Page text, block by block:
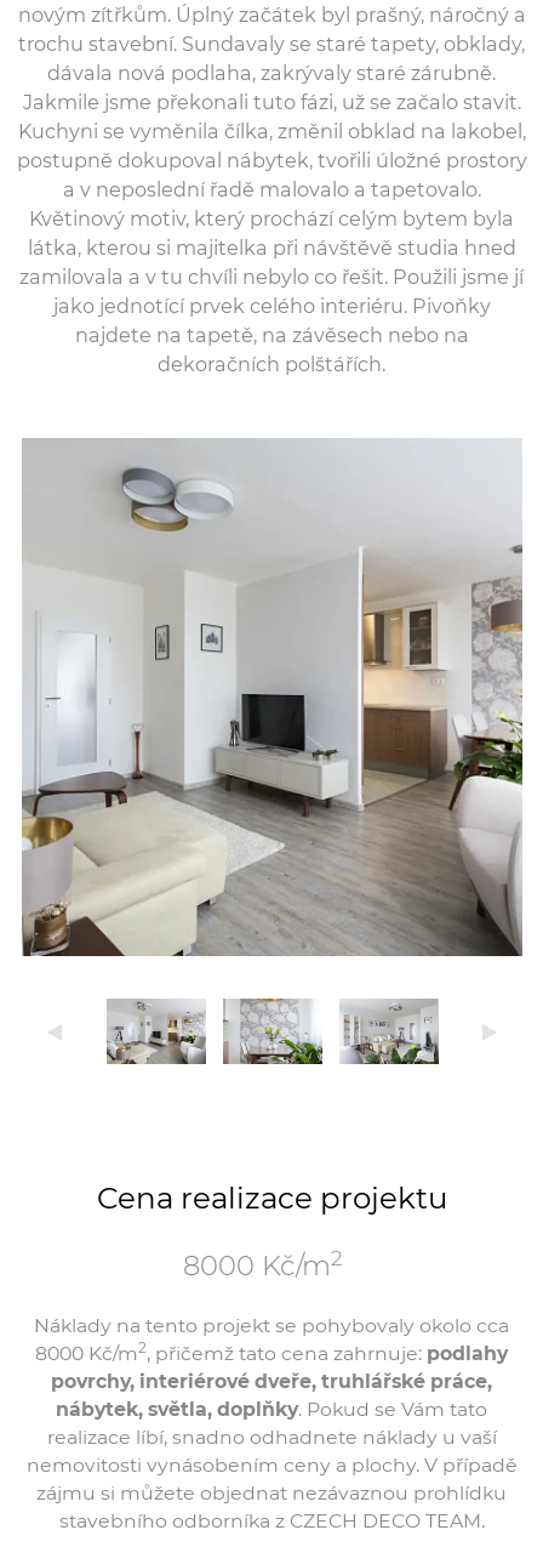
novým zítřkům. Úplný začátek byl prašný, náročný a
trochu stavební. Sundavaly se staré tapety, obklady,
dávala nová podlaha, zakrývaly staré zárubně.
Jakmile jsme překonali tuto fázi, už se začalo stavit.
Kuchyni se vyměnila čílka, změnil obklad na lakobel,
postupně dokupoval nábytek, tvořili úložné prostory
a v neposlední řadě malovalo a tapetovalo.
Květinový motiv, který prochází celým bytem byla
látka, kterou si majitelka při návštěvě studia hned
zamilovala a v tu chvíli nebylo co řešit. Použili jsme jí
jako jednotící prvek celého interiéru. Pivoňky
najdete na tapetě, na závěsech nebo na
dekoračních polštářích.
Cena realizace projektu
8000 Kč/m2
Náklady na tento projekt se pohybovaly okolo cca
8000 Kč/m2, přičemž tato cena zahrnuje: podlahy
povrchy, interiérové dveře, truhlářské práce,
nábytek, světla, doplňky. Pokud se Vám tato
realizace líbí, snadno odhadnete náklady u vaší
nemovitosti vynásobením ceny a plochy. V případě
zájmu si můžete objednat nezávaznou prohlídku
stavebního odborníka z CZECH DECO TEAM.